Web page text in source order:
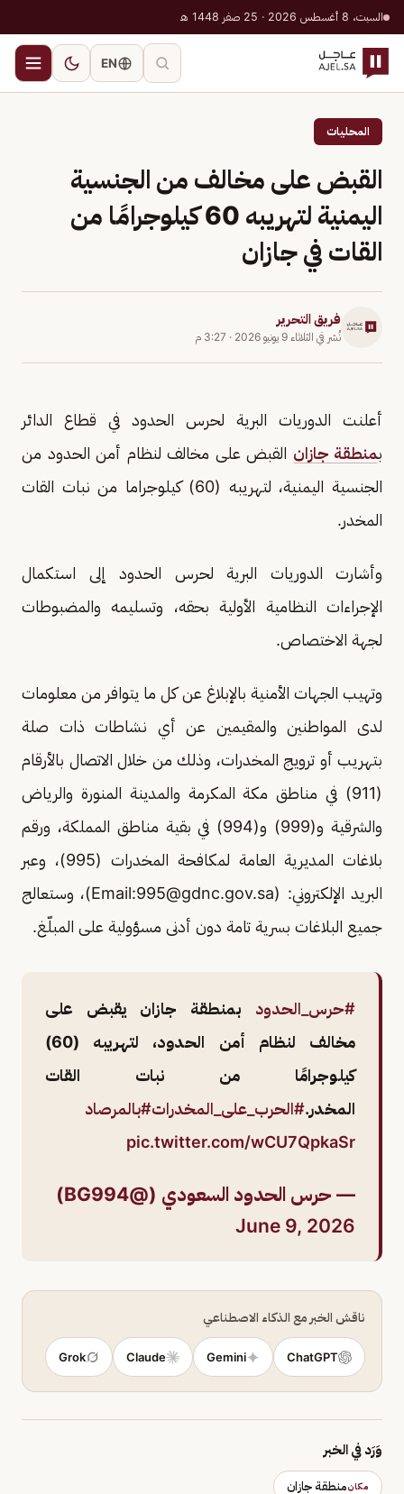
السبت، 8 أغسطس 2026 · 25 صفر 1448 هـ
EN
المحليات
القبض على مخالف من الجنسية
اليمنية لتهريبه 60 كيلوجرامًا من
القات في جازان
فريق التحرير
نُشر في الثلاثاء 9 يونيو 2026 · 3:27 م
أعلنت الدوريات البرية لحرس الحدود في قطاع الدائر
بمنطقة جازان القبض على مخالف لنظام أمن الحدود من
الجنسية اليمنية، لتهريبه (60) كيلوجراما من نبات القات
المخدر.
وأشارت الدوريات البرية لحرس الحدود إلى استكمال
الإجراءات النظامية الأولية بحقه، وتسليمه والمضبوطات
لجهة الاختصاص.
وتهيب الجهات الأمنية بالإبلاغ عن كل ما يتوافر من معلومات
لدى المواطنين والمقيمين عن أي نشاطات ذات صلة
بتهريب أو ترويج المخدرات، وذلك من خلال الاتصال بالأرقام
(911) في مناطق مكة المكرمة والمدينة المنورة والرياض
والشرقية و(999) و(994) في بقية مناطق المملكة، ورقم
بلاغات المديرية العامة لمكافحة المخدرات (995)، وعبر
البريد الإلكتروني: (Email:995@gdnc.gov.sa
)، وستعالج
جميع البلاغات بسرية تامة دون أدنى مسؤولية على المبلّغ.
#حرس_الحدود بمنطقة جازان يقبض على
مخالف لنظام أمن الحدود، لتهريبه (60)
كيلوجرامًا من نبات القات
المخدر.#الحرب_على_المخدرات#بالمرصاد
pic.twitter.com/wCU7QpkaSr
— حرس الحدود السعودي (@BG994)
June 9, 2026
ناقش الخبر مع الذكاء الاصطناعي
ChatGPT
Gemini
Claude
Grok
وَرَد في الخبر
مكانمنطقة جازان